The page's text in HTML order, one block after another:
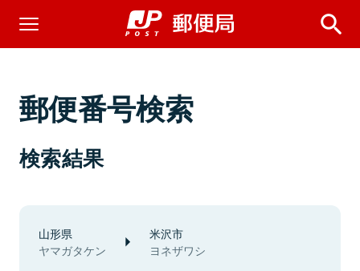
郵便番号検索
検索結果
山形県
ヤマガタケン
米沢市
ヨネザワシ